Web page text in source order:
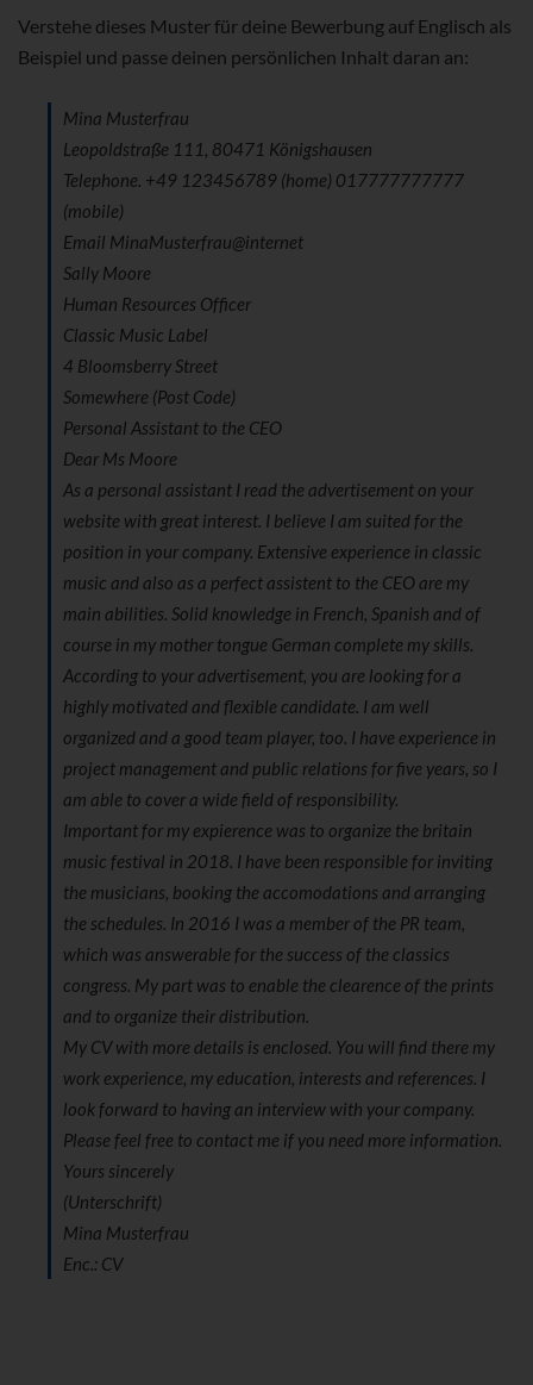
Verstehe dieses Muster für deine Bewerbung auf Englisch als
Beispiel und passe deinen persönlichen Inhalt daran an:
Mina Musterfrau
Leopoldstraße 111, 80471 Königshausen
Telephone. +49 123456789 (home) 017777777777
(mobile)
Email MinaMusterfrau@internet
Sally Moore
Human Resources Officer
Classic Music Label
4 Bloomsberry Street
Somewhere (Post Code)
Personal Assistant to the CEO
Dear Ms Moore
As a personal assistant I read the advertisement on your
website with great interest. I believe I am suited for the
position in your company. Extensive experience in classic
music and also as a perfect assistent to the CEO are my
main abilities. Solid knowledge in French, Spanish and of
course in my mother tongue German complete my skills.
According to your advertisement, you are looking for a
highly motivated and flexible candidate. I am well
organized and a good team player, too. I have experience in
project management and public relations for five years, so I
am able to cover a wide field of responsibility.
Important for my expierence was to organize the britain
music festival in 2018. I have been responsible for inviting
the musicians, booking the accomodations and arranging
the schedules. In 2016 I was a member of the PR team,
which was answerable for the success of the classics
congress. My part was to enable the clearence of the prints
and to organize their distribution.
My CV with more details is enclosed. You will find there my
work experience, my education, interests and references. I
look forward to having an interview with your company.
Please feel free to contact me if you need more information.
Yours sincerely
(Unterschrift)
Mina Musterfrau
Enc.: CV